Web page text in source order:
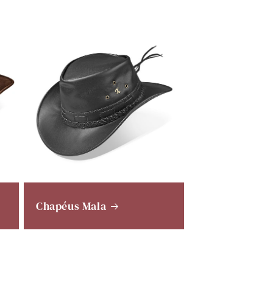
Chapéus Mala